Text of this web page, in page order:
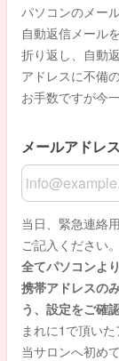
パソコンのメー
自動返信メール
折り返し、自動
アドレスに不備
お手数ですが今
メールアドレ
メールアドレス2
当日、緊急連絡
ご記入ください。
全てパソコンよ
携帯アドレスの
う、設定をご確
まれに1で頂い
当サロンへ初め